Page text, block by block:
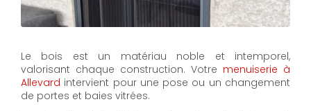
Le bois est un matériau noble et intemporel,
valorisant chaque construction. Votre menuiserie à
Allevard intervient pour une pose ou un changement
de portes et baies vitrées.